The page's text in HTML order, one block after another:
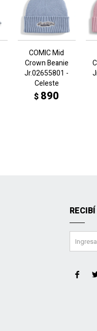
COMIC Mid
Crown Beanie
Jr.02655801 -
Celeste
$ 890
